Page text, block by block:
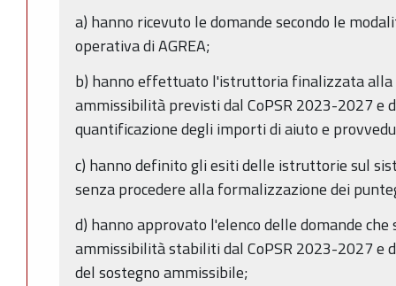
a) hanno ricevuto le domande secondo le
operativa di AGREA;
b) hanno effettuato l'istruttoria finalizzata alla
ammissibilità previsti dal CoPSR 2023-2027 e
quantificazione degli importi di aiuto e
c) hanno definito gli esiti delle istruttorie sul
senza procedere alla formalizzazione dei
d) hanno approvato l'elenco delle domande
ammissibilità stabiliti dal CoPSR 2023-2027 e
del sostegno ammissibile;